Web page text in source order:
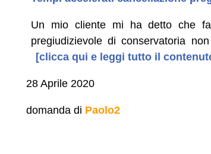
Un mio cliente mi ha detto che
pregiudizievole di conservatoria
[clicca qui e leggi tutto il
28 Aprile 2020
domanda di Paolo2